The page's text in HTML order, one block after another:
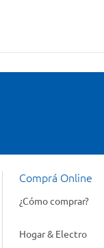
Comprá Online
¿Cómo comprar?
Hogar & Electro